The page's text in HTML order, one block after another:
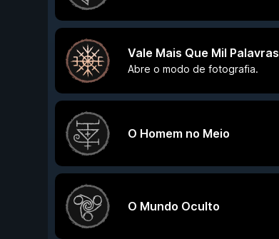
Vale Mais Que Mil Palavras
Abre o modo de fotografia.
O Homem no Meio
O Mundo Oculto